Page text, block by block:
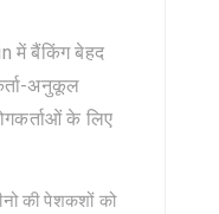
में बैंकिंग बेहद
अनुकूल
के लिए
की पेशकशों को